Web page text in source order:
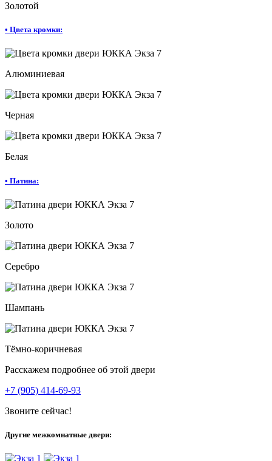
Золотой
• Цвета кромки:
Алюминиевая
Черная
Белая
• Патина:
Золото
Серебро
Шампань
Тёмно-коричневая
Расскажем подробнее об этой двери
+7 (905) 414-69-93
Звоните сейчас!
Другие межкомнатные двери: